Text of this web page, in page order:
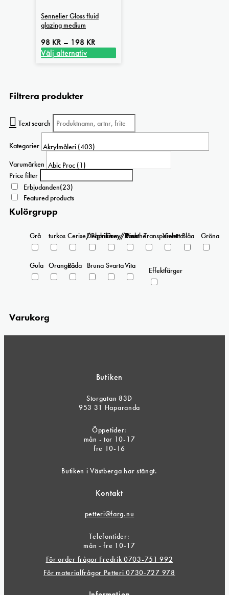
De
olika
alternativen
kan
Sennelier Gloss fluid
glazing medium
98 KR – 198 KR
Välj alternativ
har
varianter.
De
alternativen
kan
väljas
på
produktsidan
Filtrera produkter
Text search
Kategorier
Varumärken
Price filter
Erbjudanden(23)
Featured products
Kulörgrupp
Grå turkos Cerise/Paprika
Delphinium/Menthe
Grey/Pink
Rosa Transparent
ViolettaBlåa Gröna
Gula OrangeaRöda Bruna SvartaVita
Effektfärger
Varukorg
Butiken
Storgatan 83D
953 31 Haparanda
Öppetider:
mån - tor 10-17
fre 10-16
Butiken i Västberga har stängt.
Kontakt
petteri@farg.nu
Telefontider:
mån - fre 10-17
För order frågor Fredrik 0703-751 992
För materialfrågor Petteri 0730-727 978